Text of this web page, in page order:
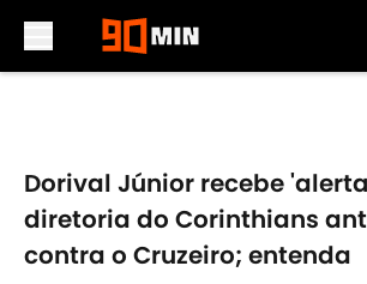
Dorival Júnior recebe
diretoria do Corinthians
contra o Cruzeiro; entenda